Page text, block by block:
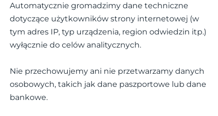
Automatycznie gromadzimy dane techniczne
dotyczące użytkowników strony internetowej (w
tym adres IP, typ urządzenia, region odwiedzin itp.)
wyłącznie do celów analitycznych.
Nie przechowujemy ani nie przetwarzamy danych
osobowych, takich jak dane paszportowe lub dane
bankowe.